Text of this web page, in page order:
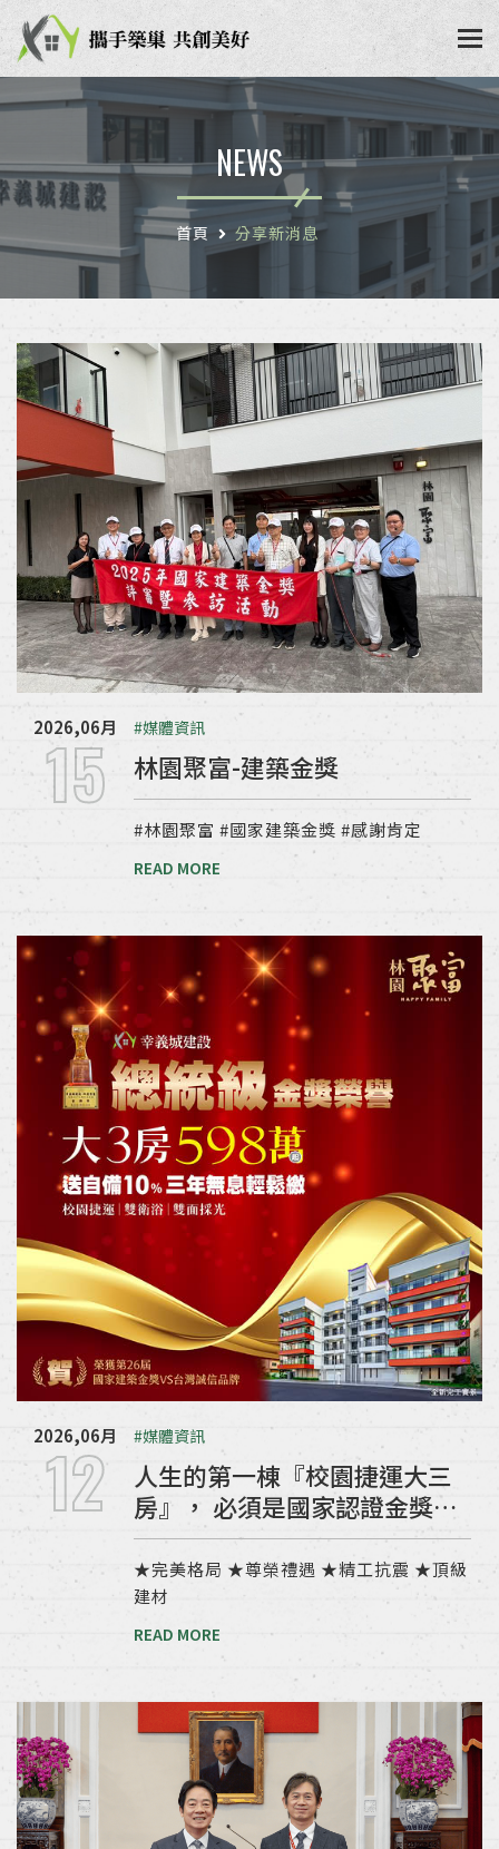
NEWS
首頁 分享新消息
2026,06月
15 #媒體資訊
林園聚富-建築金獎
#林園聚富 #國家建築金獎 #感謝肯定
READ MORE
2026,06月
12 #媒體資訊
人生的第一棟『校園捷運大三
房』， 必須是國家認證金獎
宅！
★完美格局 ★尊榮禮遇 ★精工抗震 ★頂級
建材
READ MORE